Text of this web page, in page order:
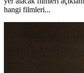
hangi filmleri...